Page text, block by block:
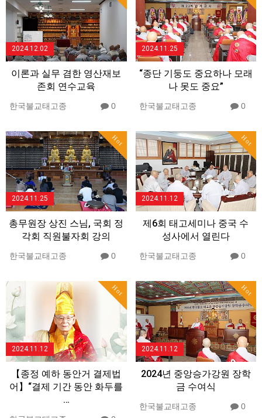
2024.12.02
이론과 실무 겸한 영산재보
존회 연수교육
한국불교태고종 0
2024.11.25
“종단 기둥도 중요하나 모래
나 못도 중요”
한국불교태고종 0
Hot
2024.11.25
총무원장 상진 스님, 국회 정
각회 직원불자회 강의
한국불교태고종 0
Hot
2024.11.12
제6회 태고세미나 중국 수
성사에서 열린다
한국불교태고종 0
Hot
2024.11.12
【종정 예하 동안거 결제법
어】“결제 기간 동안 화두를
…
Hot
2024.11.12
2024년 중앙승가강원 장학
금 수여식
한국불교태고종 0